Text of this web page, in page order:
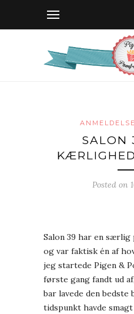
SALON
Posted on
Salon 39 har en
og var faktisk én af
jeg startede Pigen &
første gang fandt ud
bar lavede den bedste
tidspunkt havde